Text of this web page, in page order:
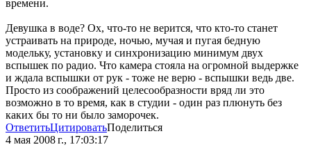
времени.
Девушка в воде? Ох, что-то не верится, что кто-то станет
устраивать на природе, ночью, мучая и пугая бедную
модельку, установку и синхронизацию минимум двух
вспышек по радио. Что камера стояла на огромной выдержке
и ждала вспышки от рук - тоже не верю - вспышки ведь две.
Просто из соображений целесообразности вряд ли это
возможно в то время, как в студии - один раз плюнуть без
каких бы то ни было заморочек.
ОтветитьЦитироватьПоделиться
4 мая 2008 г., 17:03:17